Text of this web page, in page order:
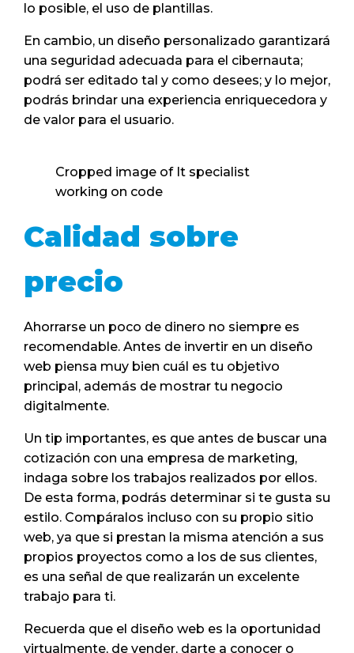
lo posible, el uso de plantillas.
En cambio, un diseño personalizado garantizará
una seguridad adecuada para el cibernauta;
podrá ser editado tal y como desees; y lo mejor,
podrás brindar una experiencia enriquecedora y
de valor para el usuario.
Cropped image of It specialist
working on code
Calidad sobre
precio
Ahorrarse un poco de dinero no siempre es
recomendable. Antes de invertir en un diseño
web piensa muy bien cuál es tu objetivo
principal, además de mostrar tu negocio
digitalmente.
Un tip importantes, es que antes de buscar una
cotización con una empresa de marketing,
indaga sobre los trabajos realizados por ellos.
De esta forma, podrás determinar si te gusta su
estilo. Compáralos incluso con su propio sitio
web, ya que si prestan la misma atención a sus
propios proyectos como a los de sus clientes,
es una señal de que realizarán un excelente
trabajo para ti.
Recuerda que el diseño web es la oportunidad
virtualmente, de vender, darte a conocer o